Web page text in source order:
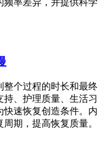
频率差异，并提供科学
整个过程的时长和最终
、护理质量、生活习
快速恢复创造条件。内
期，提高恢复质量。